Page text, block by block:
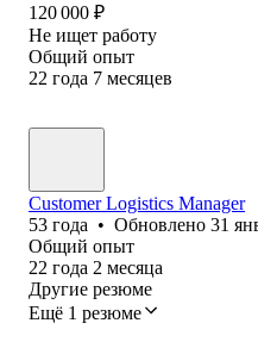
120 000 ₽
Не ищет работу
Общий опыт
22 года 7 месяцев
Customer Logistics Manager
53 года • Обновлено 31
Общий опыт
22 года 2 месяца
Другие резюме
Ещё 1 резюме